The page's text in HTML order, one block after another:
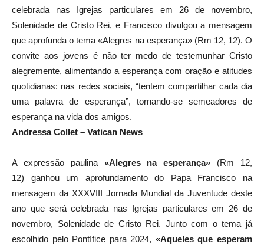
celebrada nas Igrejas particulares em 26 de novembro,
Solenidade de Cristo Rei, e Francisco divulgou a mensagem
que aprofunda o tema «Alegres na esperança» (Rm 12, 12). O
convite aos jovens é não ter medo de testemunhar Cristo
alegremente, alimentando a esperança com oração e atitudes
quotidianas: nas redes sociais, “tentem compartilhar cada dia
uma palavra de esperança”, tornando-se semeadores de
esperança na vida dos amigos.
Andressa Collet – Vatican News
A expressão paulina «Alegres na esperança» (Rm 12,
12) ganhou um aprofundamento do Papa Francisco na
mensagem da XXXVIII Jornada Mundial da Juventude deste
ano que será celebrada nas Igrejas particulares em 26 de
novembro, Solenidade de Cristo Rei. Junto com o tema já
escolhido pelo Pontífice para 2024, «Aqueles que esperam